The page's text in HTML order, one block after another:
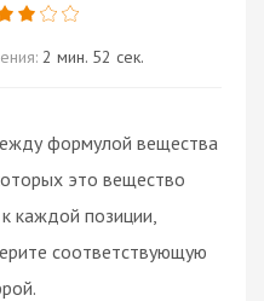
2 мин. 52 сек.
формулой вещества
это вещество
каждой позиции,
соответствующую